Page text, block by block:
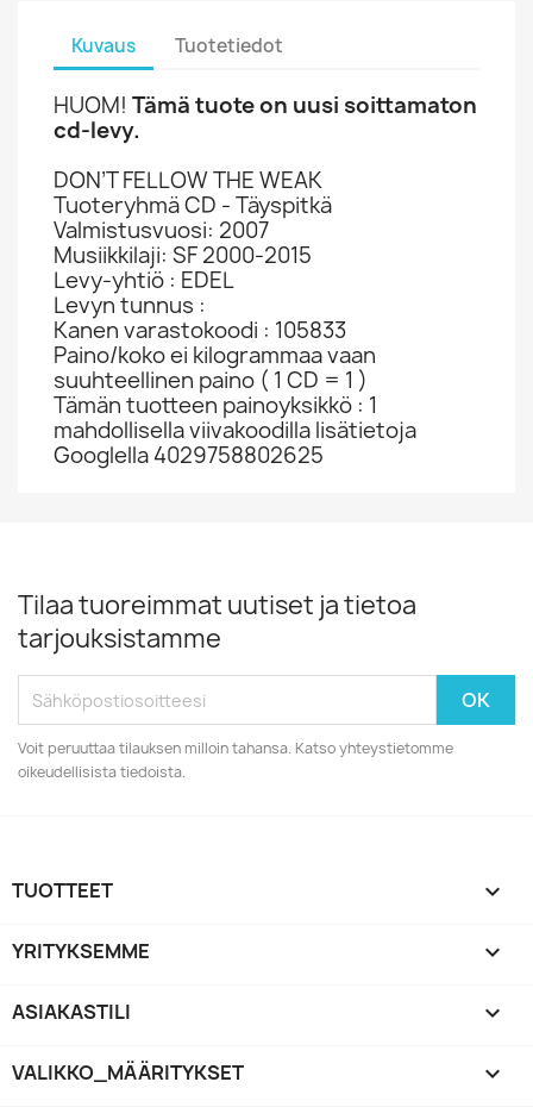
Kuvaus Tuotetiedot
HUOM! Tämä tuote on uusi soittamaton
cd-levy.
DON’T FELLOW THE WEAK
Tuoteryhmä CD - Täyspitkä
Valmistusvuosi: 2007
Musiikkilaji: SF 2000-2015
Levy-yhtiö : EDEL
Levyn tunnus :
Kanen varastokoodi : 105833
Paino/koko ei kilogrammaa vaan
suuhteellinen paino ( 1 CD = 1 )
Tämän tuotteen painoyksikkö : 1
mahdollisella viivakoodilla lisätietoja
Googlella 4029758802625
Tilaa tuoreimmat uutiset ja tietoa
tarjouksistamme
Voit peruuttaa tilauksen milloin tahansa. Katso yhteystietomme
oikeudellisista tiedoista.
TUOTTEET 
YRITYKSEMME 
ASIAKASTILI 
VALIKKO_MÄÄRITYKSET keyboard_arrow_down